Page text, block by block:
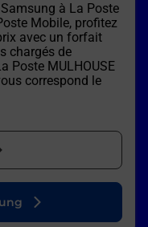
à La Poste
Mobile, profitez
avec un forfait
chargés de
Poste MULHOUSE
correspond le